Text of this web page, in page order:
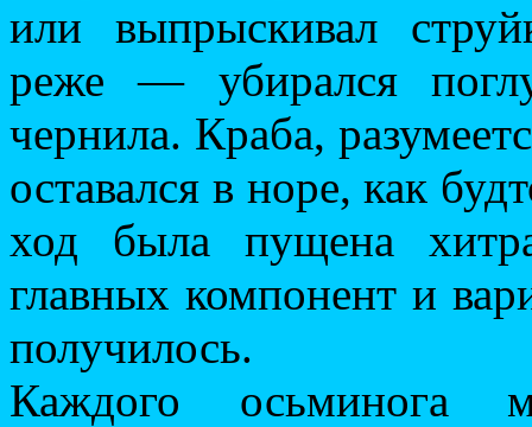
или выпрыскивал
реже — убирался
чернила. Краба,
оставался в норе, как
ход была пущена
главных компонент и
получилось.
Каждого осьминога